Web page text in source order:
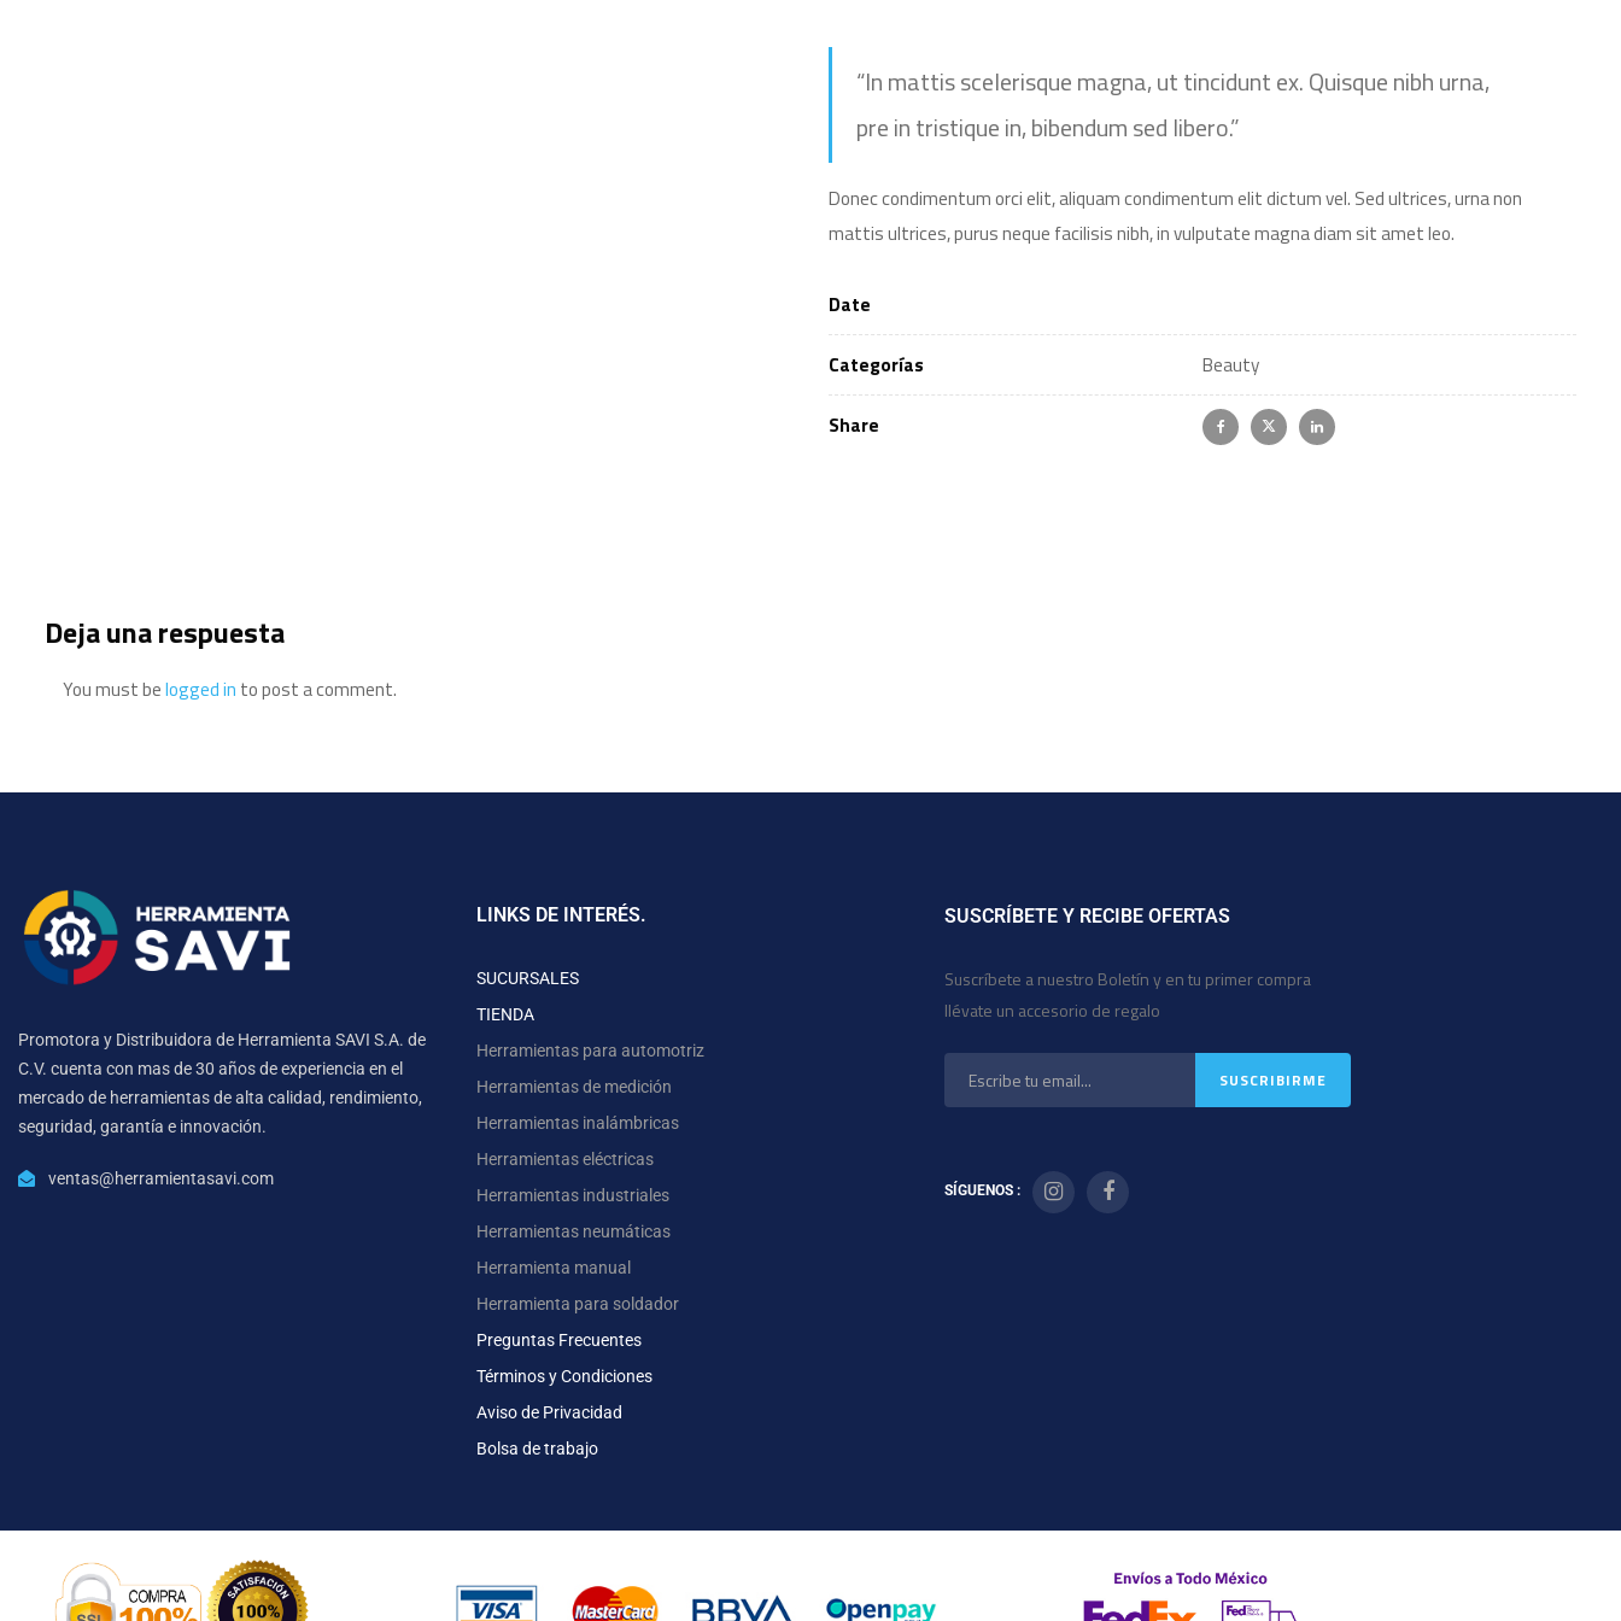
“In mattis scelerisque magna, ut tincidunt ex. Quisque nibh urna,
pre in tristique in, bibendum sed libero.”
Donec condimentum orci elit, aliquam condimentum elit dictum vel. Sed ultrices, urna non
mattis ultrices, purus neque facilisis nibh, in vulputate magna diam sit amet leo.
Date
Categorías Beauty
Share
Deja una respuesta
You must belogged in to post a comment.
Promotora y Distribuidora de Herramienta SAVI S.A. de
C.V. cuenta con mas de 30 años de experiencia en el
mercado de herramientas de alta calidad, rendimiento,
seguridad, garantía e innovación.
ventas@herramientasavi.com
LINKS DE INTERÉS.
SUCURSALES
TIENDA
Herramientas para automotriz
Herramientas de medición
Herramientas inalámbricas
Herramientas eléctricas
Herramientas industriales
Herramientas neumáticas
Herramienta manual
Herramienta para soldador
Preguntas Frecuentes
Términos y Condiciones
Aviso de Privacidad
Bolsa de trabajo
SUSCRÍBETE Y RECIBE OFERTAS
Suscríbete a nuestro Boletín y en tu primer compra
llévate un accesorio de regalo
SÍGUENOS :